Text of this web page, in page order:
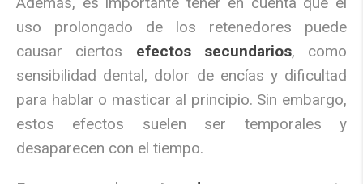
uso prolongado de los retenedores puede
causar ciertos efectos secundarios, como
sensibilidad dental, dolor de encías y dificultad
para hablar o masticar al principio. Sin embargo,
estos efectos suelen ser temporales y
desaparecen con el tiempo.